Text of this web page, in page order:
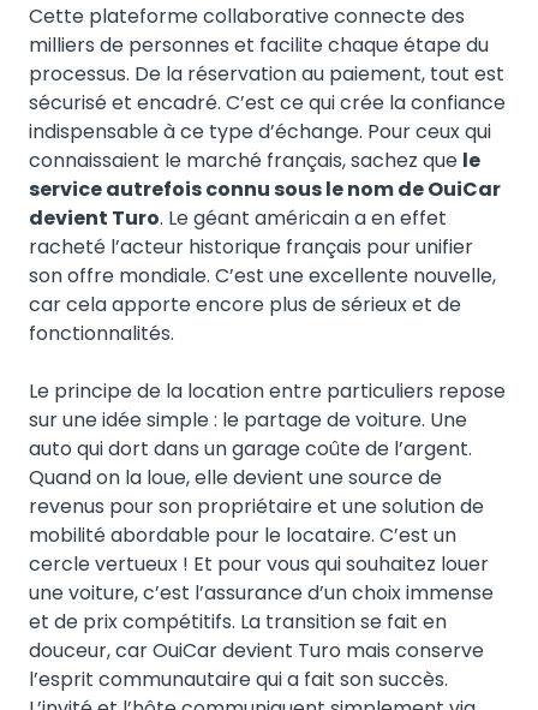
Cette plateforme collaborative connecte des
milliers de personnes et facilite chaque étape du
processus. De la réservation au paiement, tout est
sécurisé et encadré. C’est ce qui crée la confiance
indispensable à ce type d’échange. Pour ceux qui
connaissaient le marché français, sachez que le
service autrefois connu sous le nom de OuiCar
devient Turo. Le géant américain a en effet
racheté l’acteur historique français pour unifier
son offre mondiale. C’est une excellente nouvelle,
car cela apporte encore plus de sérieux et de
fonctionnalités.
Le principe de la location entre particuliers repose
sur une idée simple : le partage de voiture. Une
auto qui dort dans un garage coûte de l’argent.
Quand on la loue, elle devient une source de
revenus pour son propriétaire et une solution de
mobilité abordable pour le locataire. C’est un
cercle vertueux ! Et pour vous qui souhaitez louer
une voiture, c’est l’assurance d’un choix immense
et de prix compétitifs. La transition se fait en
douceur, car OuiCar devient Turo mais conserve
l’esprit communautaire qui a fait son succès.